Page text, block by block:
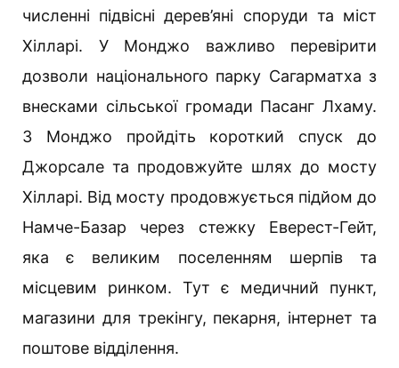
численні підвісні дерев’яні споруди та міст
Хілларі. У Монджо важливо перевірити
дозволи національного парку Сагарматха з
внесками сільської громади Пасанг Лхаму.
З Монджо пройдіть короткий спуск до
Джорсале та продовжуйте шлях до мосту
Хілларі. Від мосту продовжується підйом до
Намче-Базар через стежку Еверест-Гейт,
яка є великим поселенням шерпів та
місцевим ринком. Тут є медичний пункт,
магазини для трекінгу, пекарня, інтернет та
поштове відділення.